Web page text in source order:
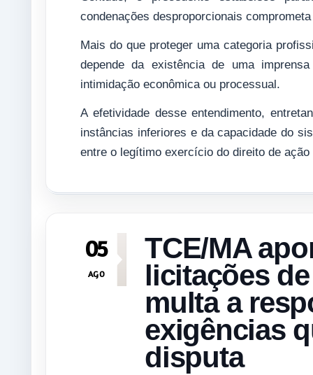
condenações desproporcionais
Mais do que proteger uma categoria
depende da existência de uma
intimidação econômica ou processual.
A efetividade desse entendimento,
instâncias inferiores e da capacidade do
entre o legítimo exercício do direito de
05
AGO
TCE/MA
licitações
multa a
exigências
disputa